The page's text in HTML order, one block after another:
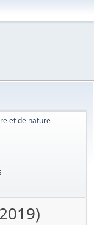
et de nature